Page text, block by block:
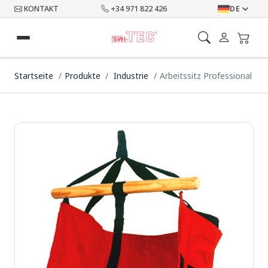
KONTAKT +34 971 822 426 DE
Startseite Produkte Industrie Arbeitssitz Professional